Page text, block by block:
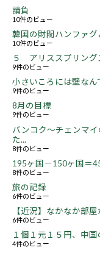
請負
10件のビュー
韓国の財閥ハンファグ
10件のビュー
５ アリススプリング
9件のビュー
小さいころには壁なん
9件のビュー
8月の目標
9件のビュー
バンコク～チェンマ
た...
8件のビュー
195ヶ国－150ヶ国＝
8件のビュー
旅の記録
6件のビュー
【近況】なかなか部
6件のビュー
１個１元１５円、中
4件のビュー